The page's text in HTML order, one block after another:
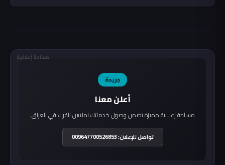
مساحة إعلانية
جريدة
أعلن معنا
مساحة إعلانية مميزة تضمن وصول خدماتك لملايين القراء في العراق.
تواصل للإعلان: 009647700526853